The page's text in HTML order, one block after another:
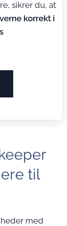
sikrer du, at
korrekt i
til
med